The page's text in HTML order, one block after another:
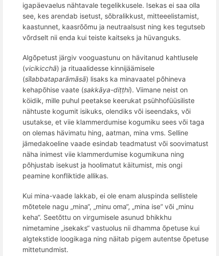
igapäevaelus nähtavale tegelikkusele. Isekas ei saa olla
see, kes arendab isetust, sõbralikkust, mitteeelistamist,
kaastunnet, kaasrõõmu ja neutraalsust ning kes tegutseb
võrdselt nii enda kui teiste kaitseks ja hüvanguks.
Algõpetust järgiv vooguastunu on hävitanud kahtlusele
(vicikicchā) ja rituaalidesse kinnijäämisele
(sīlabbataparāmāsā) lisaks ka minavaatel põhineva
kehapõhise vaate (sakkāya-diṭṭhi). Viimane neist on
köidik, mille puhul peetakse keerukat psühhofüüsiliste
nähtuste kogumit isikuks, olendiks või iseendaks, või
usutakse, et viie klammerdumise kogumiku sees või taga
on olemas hävimatu hing, aatman, mina vms. Selline
jämedakoeline vaade esindab teadmatust või soovimatust
näha inimest viie klammerdumise kogumikuna ning
põhjustab isekust ja hoolimatut käitumist, mis ongi
peamine konfliktide allikas.
Kui mina-vaade lakkab, ei ole enam aluspinda sellistele
mõtetele nagu „mina“, „minu oma“, „mina ise“ või „minu
keha“. Seetõttu on virgumisele asunud bhikkhu
nimetamine „isekaks“ vastuolus nii dhamma õpetuse kui
algtekstide loogikaga ning näitab pigem autentse õpetuse
mittetundmist.